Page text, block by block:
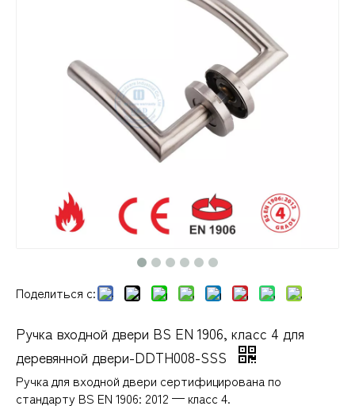
Поделиться с:
Ручка входной двери BS EN 1906, класс 4 для
деревянной двери-DDTH008-SSS
Ручка для входной двери сертифицирована по
стандарту BS EN 1906: 2012 — класс 4.